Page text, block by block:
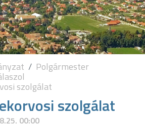
Polgármester
szolgálat
szolgálat
00:00